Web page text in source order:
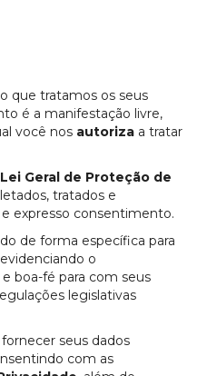
que tratamos os seus
é a manifestação livre,
você nos autoriza a tratar
Lei Geral de Proteção de
tratados e
expresso consentimento.
de forma específica para
o
boa-fé para com seus
legislativas
seus dados
com as